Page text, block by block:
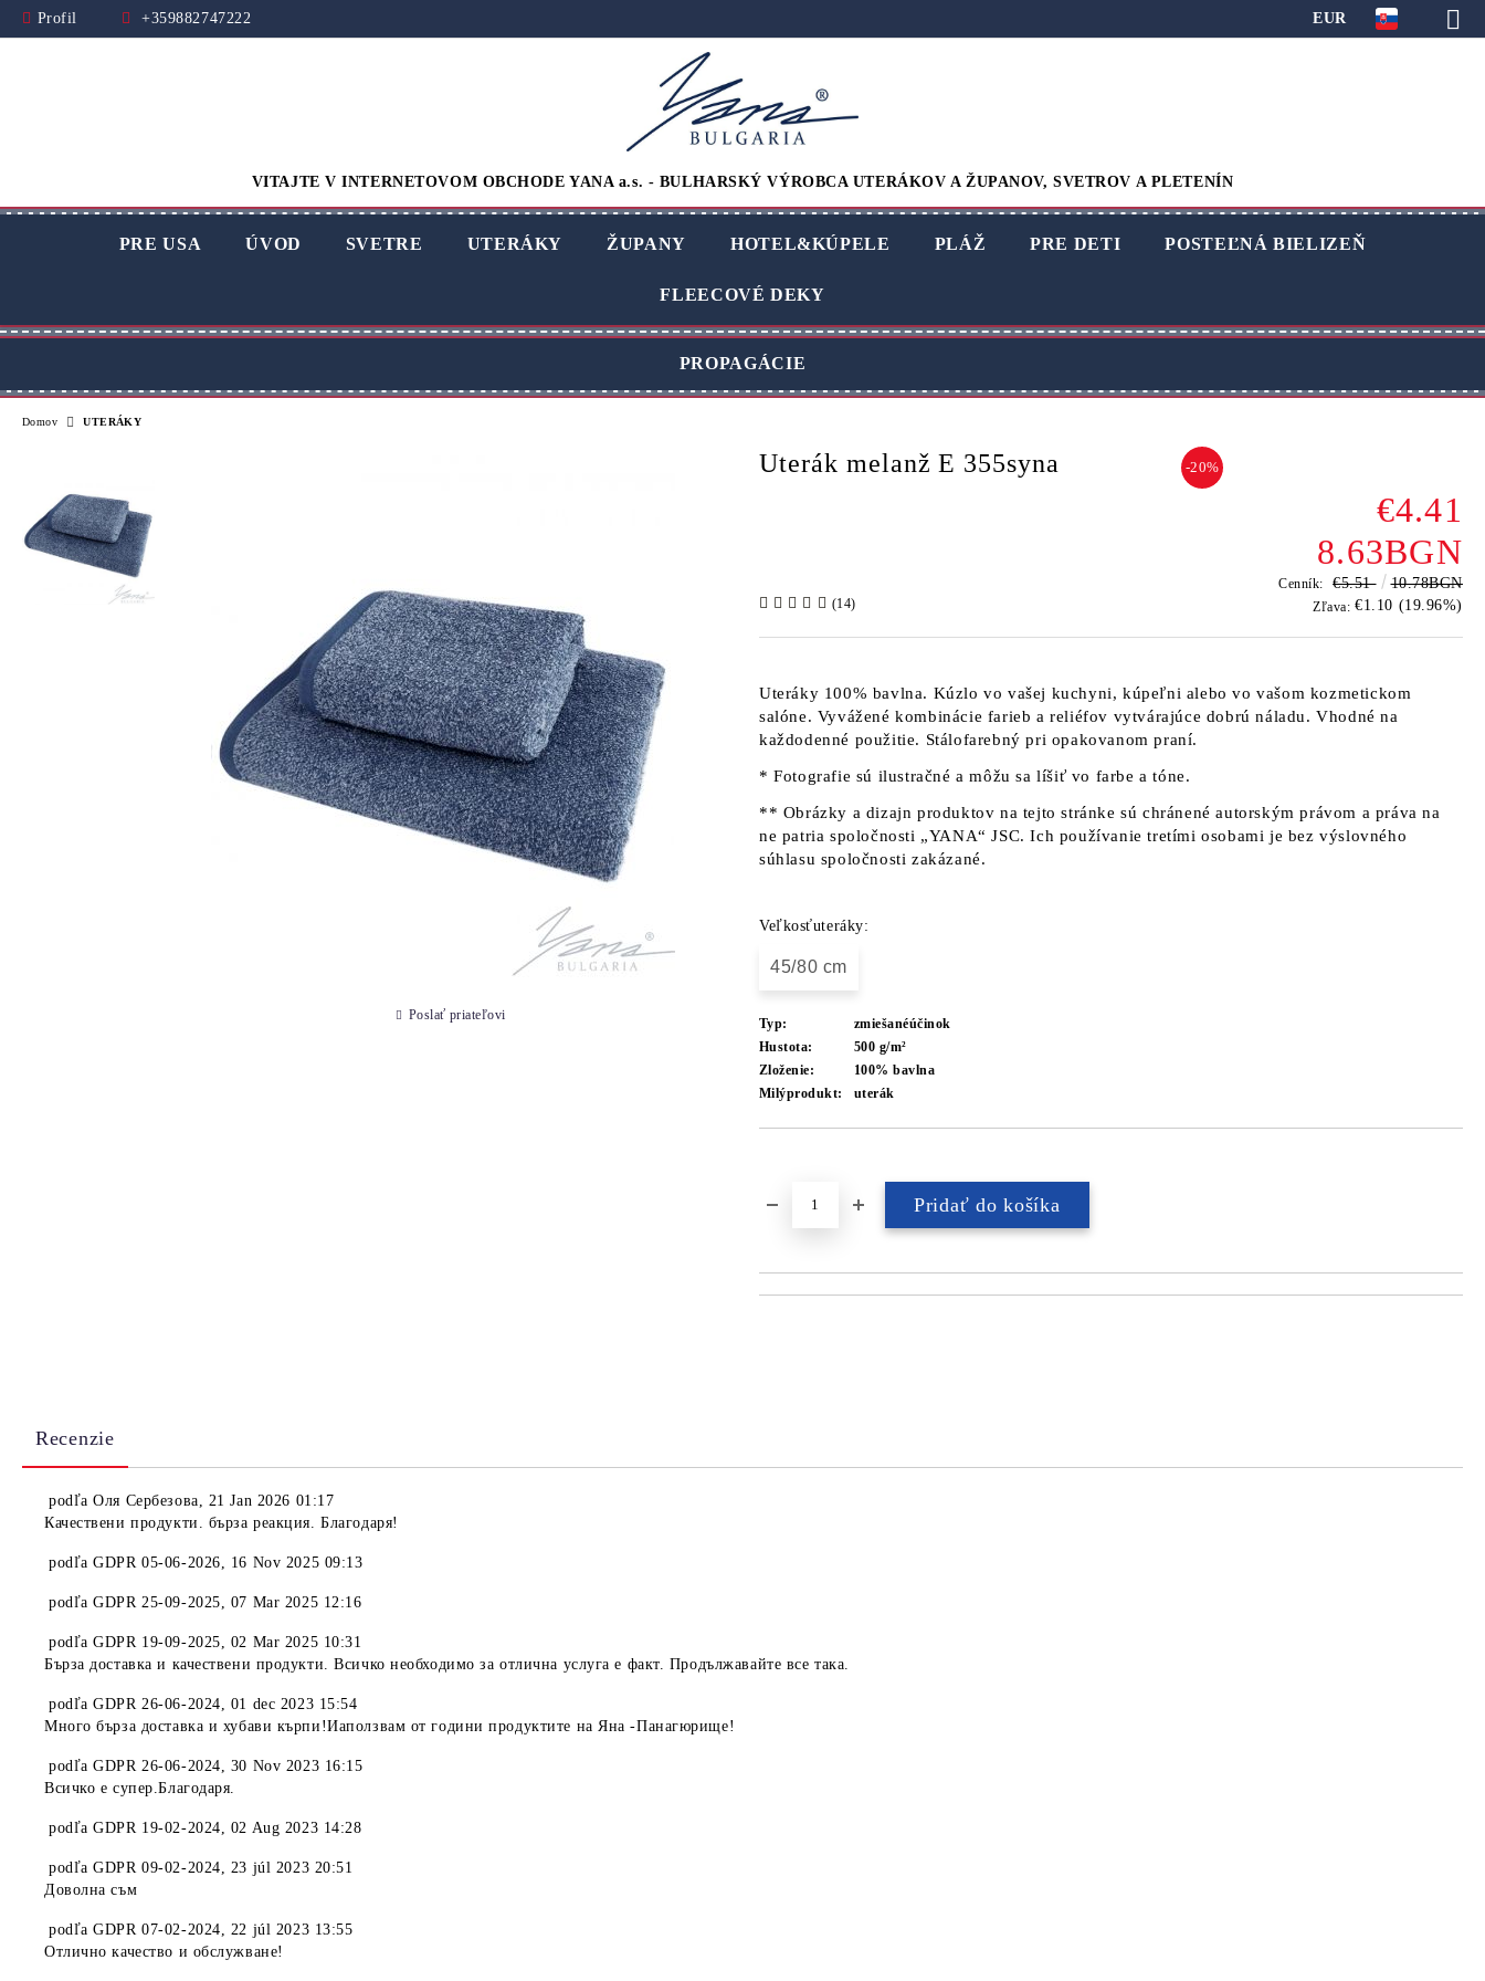
Profil +359882747222 EUR
VITAJTE V INTERNETOVOM OBCHODE YANA a.s. - BULHARSKÝ VÝROBCA UTERÁKOV A ŽUPANOV, SVETROV A PLETENÍN
PRE USA ÚVOD SVETRE UTERÁKY ŽUPANY HOTEL&KÚPELE PLÁŽ PRE DETI POSTEĽNÁ BIELIZEŇ
FLEECOVÉ DEKY
PROPAGÁCIE
Domov UTERÁKY
Uterák melanž E 355syna -20%
€4.41
8.63BGN
Cenník: €5.51 10.78BGN
Zľava: €1.10 (19.96%)
(14)
Uteráky 100% bavlna. Kúzlo vo vašej kuchyni, kúpeľni alebo vo vašom kozmetickom
salóne. Vyvážené kombinácie farieb a reliéfov vytvárajúce dobrú náladu. Vhodné na
každodenné použitie. Stálofarebný pri opakovanom praní.
* Fotografie sú ilustračné a môžu sa líšiť vo farbe a tóne.
** Obrázky a dizajn produktov na tejto stránke sú chránené autorským právom a práva na
ne patria spoločnosti „YANA“ JSC. Ich používanie tretími osobami je bez výslovného
súhlasu spoločnosti zakázané.
Veľkosťuteráky:
45/80 cm
Typ:
zmiešanéúčinok
Hustota:
500 g/m²
Zloženie:
100% bavlna
Milýprodukt:
uterák
Poslať priateľovi
Recenzie
podľaОля Сербезова, 21 Jan 2026 01:17
Качествени продукти. бърза реакция. Благодаря!
podľaGDPR 05-06-2026, 16 Nov 2025 09:13
podľaGDPR 25-09-2025, 07 Mar 2025 12:16
podľaGDPR 19-09-2025, 02 Mar 2025 10:31
Бърза доставка и качествени продукти. Всичко необходимо за отлична услуга е факт. Продължавайте все така.
podľaGDPR 26-06-2024, 01 dec 2023 15:54
Много бърза доставка и хубави кърпи!Иаползвам от години продуктите на Яна -Панагюрище!
podľaGDPR 26-06-2024, 30 Nov 2023 16:15
Всичко е супер.Благодаря.
podľaGDPR 19-02-2024, 02 Aug 2023 14:28
podľaGDPR 09-02-2024, 23 júl 2023 20:51
Доволна съм
podľaGDPR 07-02-2024, 22 júl 2023 13:55
Отлично качество и обслужване!